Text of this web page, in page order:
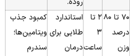
۷۰ تا ۸۰
درصد
وزن
۲ تا
۳
ساعت
استاندارد
طلایی برای
درمان
کمبود جذب
ویتامین‌ها؛
سندرم